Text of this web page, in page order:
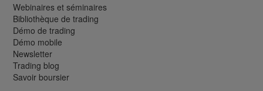
Webinaires et séminaires
Bibliothèque de trading
Démo de trading
Démo mobile
Newsletter
Trading blog
Savoir boursier